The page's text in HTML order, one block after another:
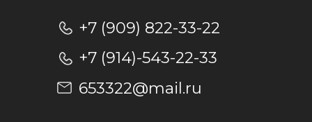
Отправляя заявку, я даю согласие на
обработку персональных данных